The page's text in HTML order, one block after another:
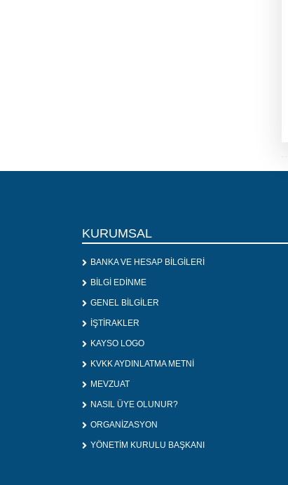
KURUMSAL
BANKA VE HESAP BİLGİLERİ
BİLGİ EDİNME
GENEL BİLGİLER
İŞTİRAKLER
KAYSO LOGO
KVKK AYDINLATMA METNİ
MEVZUAT
NASIL ÜYE OLUNUR?
ORGANİZASYON
YÖNETİM KURULU BAŞKANI